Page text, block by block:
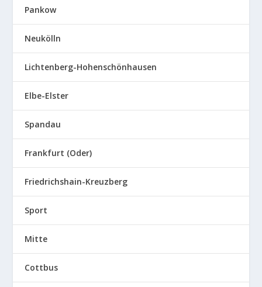
Pankow
Neukölln
Lichtenberg-Hohenschönhausen
Elbe-Elster
Spandau
Frankfurt (Oder)
Friedrichshain-Kreuzberg
Sport
Mitte
Cottbus